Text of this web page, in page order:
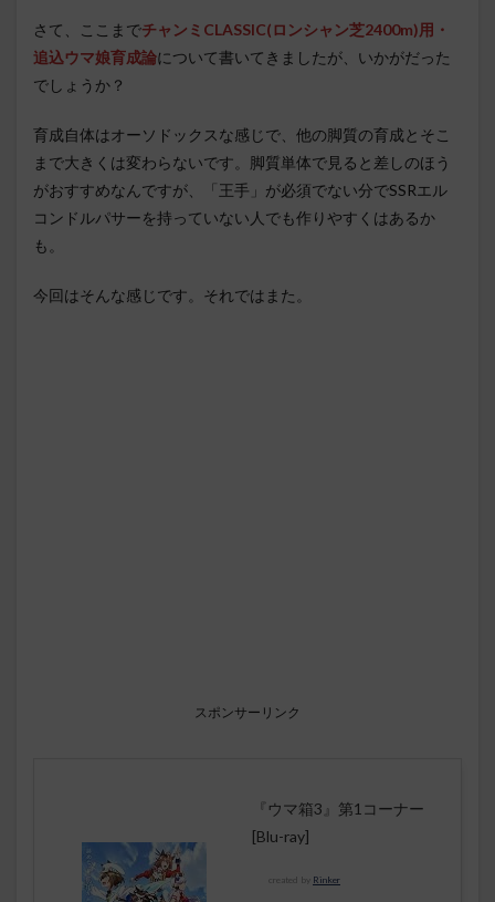
さて、ここまでチャンミCLASSIC(ロンシャン芝2400m)用・
追込ウマ娘育成論について書いてきましたが、いかがだった
でしょうか？
育成自体はオーソドックスな感じで、他の脚質の育成とそこ
まで大きくは変わらないです。脚質単体で見ると差しのほう
がおすすめなんですが、「王手」が必須でない分でSSRエル
コンドルパサーを持っていない人でも作りやすくはあるか
も。
今回はそんな感じです。それではまた。
スポンサーリンク
『ウマ箱3』第1コーナー
[Blu-ray]
created by Rinker